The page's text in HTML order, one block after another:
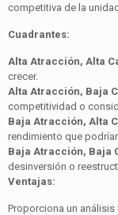
competitiva de la
Cuadrantes:
Alta Atracción, Alta
crecer.
Alta Atracción, Baja
competitividad o
Baja Atracción, Alta
rendimiento que
Baja Atracción, Baja
desinversión o
Ventajas:
Proporciona un análisis